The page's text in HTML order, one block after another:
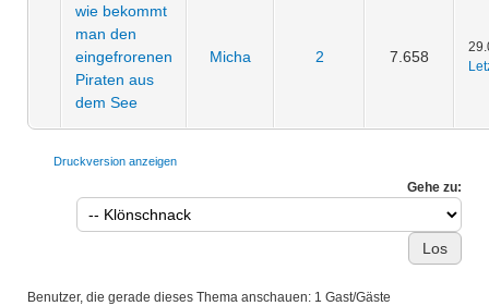
wie bekommt
man den
eingefrorenen
Piraten aus
dem See
Micha 2 7.658
Druckversion anzeigen
Gehe zu:
Benutzer, die gerade dieses Thema anschauen: 1 Gast/Gäste